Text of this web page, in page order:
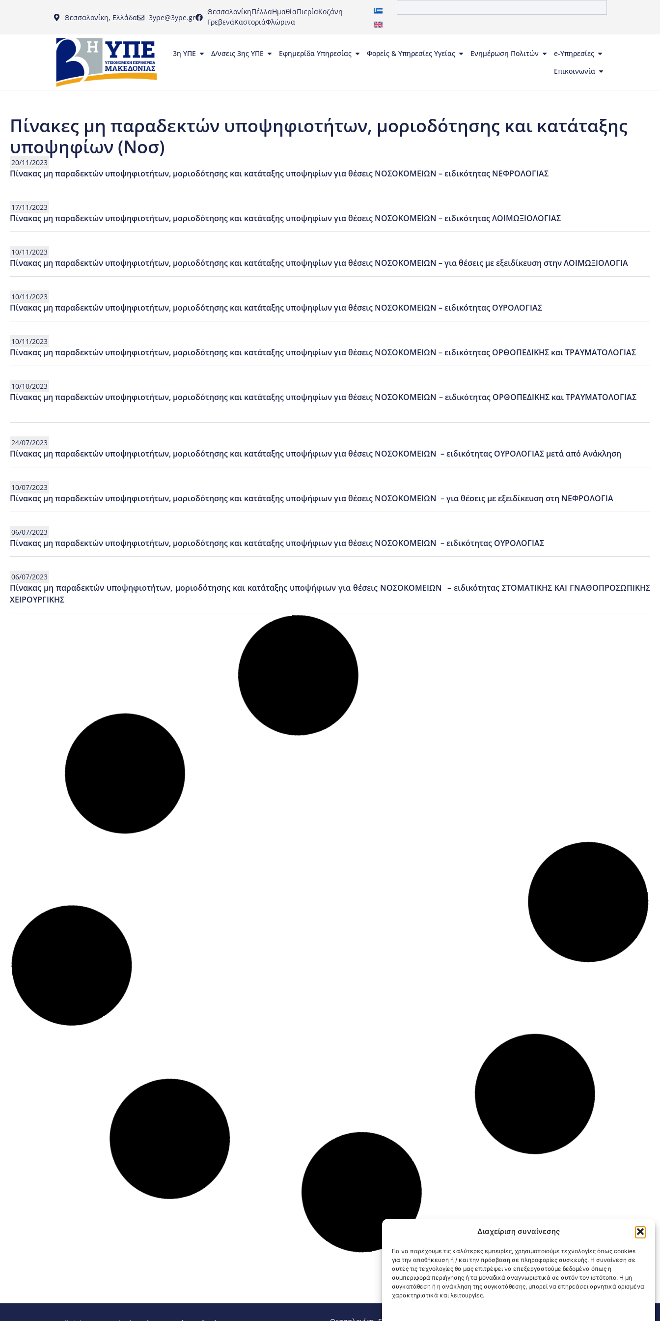
Διαχείριση συναίνεσης
Για να παρέχουμε τις καλύτερες εμπειρίες, χρησιμοποιούμε τεχνολογίες όπως cookies
για την αποθήκευση ή / και την πρόσβαση σε πληροφορίες συσκευής. Η συναίνεση σε
αυτές τις τεχνολογίες θα μας επιτρέψει να επεξεργαστούμε δεδομένα όπως η
συμπεριφορά περιήγησης ή τα μοναδικά αναγνωριστικά σε αυτόν τον ιστότοπο. Η μη
συγκατάθεση ή η ανάκληση της συγκατάθεσης, μπορεί να επηρεάσει αρνητικά ορισμένα
χαρακτηριστικά και λειτουργίες.
Θεσσαλονίκη, Ελλάδα 3ype@3ype.gr
ΘεσσαλονίκηΠέλλαΗμαθίαΠιερίαΚοζάνη
ΓρεβενάΚαστοριάΦλώρινα
3η ΥΠΕ Δ/νσεις 3ης ΥΠΕ Εφημερίδα Υπηρεσίας Φορείς & Υπηρεσίες Υγείας Ενημέρωση Πολιτών
e-Υπηρεσίες
Επικοινωνία
Πίνακες μη παραδεκτών υποψηφιοτήτων, μοριοδότησης και κατάταξης
υποψηφίων (Νοσ)
20/11/2023
Πίνακας μη παραδεκτών υποψηφιοτήτων, μοριοδότησης και κατάταξης υποψηφίων για θέσεις ΝΟΣΟΚΟΜΕΙΩΝ – ειδικότητας ΝΕΦΡΟΛΟΓΙΑΣ
17/11/2023
Πίνακας μη παραδεκτών υποψηφιοτήτων, μοριοδότησης και κατάταξης υποψηφίων για θέσεις ΝΟΣΟΚΟΜΕΙΩΝ – ειδικότητας ΛΟΙΜΩΞΙΟΛΟΓΙΑΣ
10/11/2023
Πίνακας μη παραδεκτών υποψηφιοτήτων, μοριοδότησης και κατάταξης υποψηφίων για θέσεις ΝΟΣΟΚΟΜΕΙΩΝ – για θέσεις με εξειδίκευση στην ΛΟΙΜΩΞΙΟΛΟΓΙΑ
10/11/2023
Πίνακας μη παραδεκτών υποψηφιοτήτων, μοριοδότησης και κατάταξης υποψηφίων για θέσεις ΝΟΣΟΚΟΜΕΙΩΝ – ειδικότητας ΟΥΡΟΛΟΓΙΑΣ
10/11/2023
Πίνακας μη παραδεκτών υποψηφιοτήτων, μοριοδότησης και κατάταξης υποψηφίων για θέσεις ΝΟΣΟΚΟΜΕΙΩΝ – ειδικότητας ΟΡΘΟΠΕΔΙΚΗΣ και ΤΡΑΥΜΑΤΟΛΟΓΙΑΣ
10/10/2023
Πίνακας μη παραδεκτών υποψηφιοτήτων, μοριοδότησης και κατάταξης υποψηφίων για θέσεις ΝΟΣΟΚΟΜΕΙΩΝ – ειδικότητας ΟΡΘΟΠΕΔΙΚΗΣ και ΤΡΑΥΜΑΤΟΛΟΓΙΑΣ
24/07/2023
Πίνακας μη παραδεκτών υποψηφιοτήτων, μοριοδότησης και κατάταξης υποψήφιων για θέσεις ΝΟΣΟΚΟΜΕΙΩΝ – ειδικότητας ΟΥΡΟΛΟΓΙΑΣ μετά από Ανάκληση
10/07/2023
Πίνακας μη παραδεκτών υποψηφιοτήτων, μοριοδότησης και κατάταξης υποψήφιων για θέσεις ΝΟΣΟΚΟΜΕΙΩΝ – για θέσεις με εξειδίκευση στη ΝΕΦΡΟΛΟΓΙΑ
06/07/2023
Πίνακας μη παραδεκτών υποψηφιοτήτων, μοριοδότησης και κατάταξης υποψήφιων για θέσεις ΝΟΣΟΚΟΜΕΙΩΝ – ειδικότητας ΟΥΡΟΛΟΓΙΑΣ
06/07/2023
Πίνακας μη παραδεκτών υποψηφιοτήτων, μοριοδότησης και κατάταξης υποψήφιων για θέσεις ΝΟΣΟΚΟΜΕΙΩΝ – ειδικότητας ΣΤΟΜΑΤΙΚΗΣ ΚΑΙ ΓΝΑΘΟΠΡΟΣΩΠΙΚΗΣ
ΧΕΙΡΟΥΡΓΙΚΗΣ